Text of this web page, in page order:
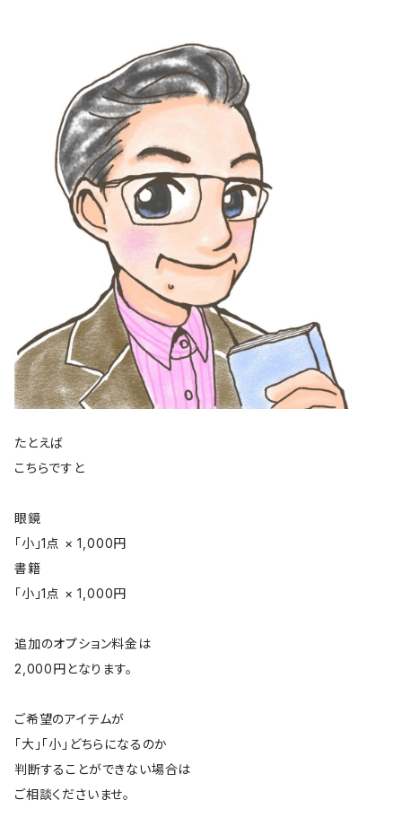
たとえば
こちらですと
眼鏡
「小」1点 × 1,000円
書籍
「小」1点 × 1,000円
追加のオプション料金は
2,000円となります。
ご希望のアイテムが
「大」「小」どちらになるのか
判断することができない場合は
ご相談くださいませ。